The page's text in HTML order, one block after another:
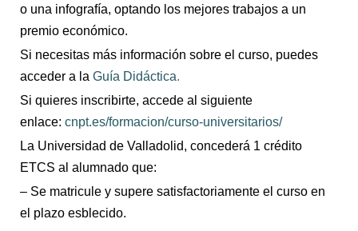
o una infografía, optando los mejores trabajos a un
premio económico.
Si necesitas más información sobre el curso, puedes
acceder a la Guía Didáctica.
Si quieres inscribirte, accede al siguiente
enlace: cnpt.es/formacion/curso-universitarios/
La Universidad de Valladolid, concederá 1 crédito
ETCS al alumnado que:
– Se matricule y supere satisfactoriamente el curso en
el plazo esblecido.